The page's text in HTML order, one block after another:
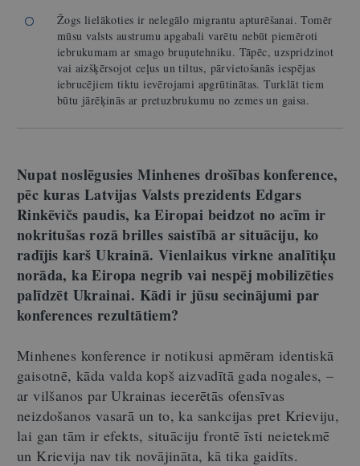
Žogs lielākoties ir nelegālo migrantu apturēšanai. Tomēr
mūsu valsts austrumu apgabali varētu nebūt piemēroti
iebrukumam ar smago bruņutehniku. Tāpēc, uzspridzinot
vai aizšķērsojot ceļus un tiltus, pārvietošanās iespējas
iebrucējiem tiktu ievērojami apgrūtinātas. Turklāt tiem
būtu jārēķinās ar pretuzbrukumu no zemes un gaisa.
Nupat noslēgusies Minhenes drošības konference,
pēc kuras Latvijas Valsts prezidents Edgars
Rinkēvičs paudis, ka Eiropai beidzot no acīm ir
nokritušas rozā brilles saistībā ar situāciju, ko
radījis karš Ukrainā. Vienlaikus virkne analītiķu
norāda, ka Eiropa negrib vai nespēj mobilizēties
palīdzēt Ukrainai. Kādi ir jūsu secinājumi par
konferences rezultātiem?
Minhenes konference ir notikusi apmēram identiskā
gaisotnē, kāda valda kopš aizvadītā gada nogales, –
ar vilšanos par Ukrainas iecerētās ofensīvas
neizdošanos vasarā un to, ka sankcijas pret Krieviju,
lai gan tām ir efekts, situāciju frontē īsti neietekmē
un Krievija nav tik novājināta, kā tika gaidīts.